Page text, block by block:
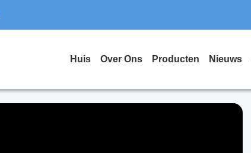
Huis Over Ons Producten Nieuws